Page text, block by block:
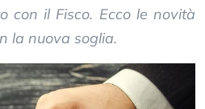
con il Fisco. Ecco le novità
la nuova soglia.